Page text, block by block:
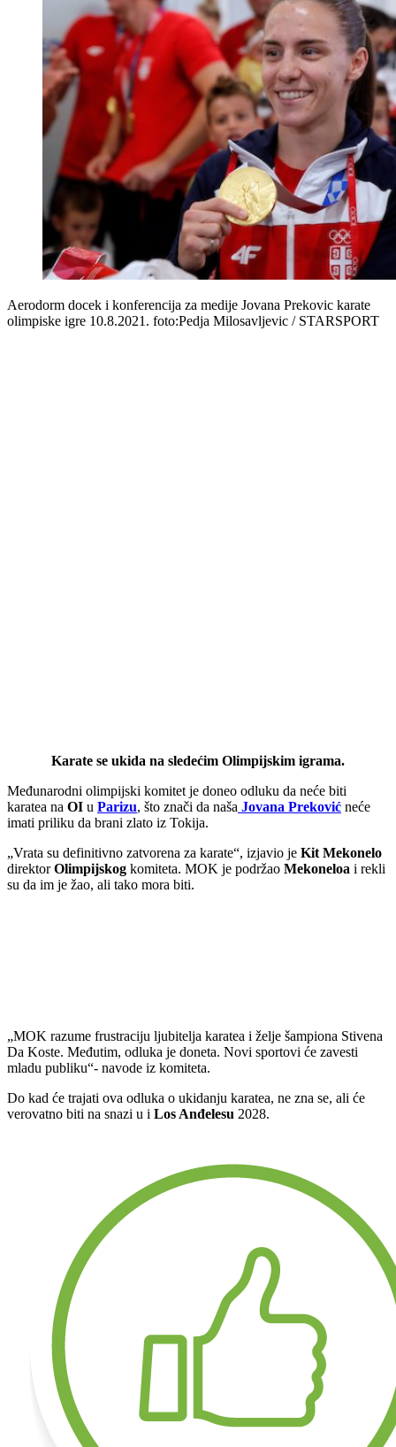
Aerodorm docek i konferencija za medije Jovana Prekovic karate
olimpiske igre 10.8.2021. foto:Pedja Milosavljevic / STARSPORT
Karate se ukida na sledećim Olimpijskim igrama.
Međunarodni olimpijski komitet je doneo odluku da neće biti
karatea na OI u Parizu, što znači da naša Jovana Preković neće
imati priliku da brani zlato iz Tokija.
„Vrata su definitivno zatvorena za karate“, izjavio je Kit Mekonelo
direktorOlimpijskog komiteta. MOK je podržao Mekoneloa i rekli
su da im je žao, ali tako mora biti.
„MOK razume frustraciju ljubitelja karatea i želje šampiona Stivena
Da Koste. Međutim, odluka je doneta. Novi sportovi će zavesti
mladu publiku“- navode iz komiteta.
Do kad će trajati ova odluka o ukidanju karatea, ne zna se, ali će
verovatno biti na snazi u i Los Anđelesu 2028.